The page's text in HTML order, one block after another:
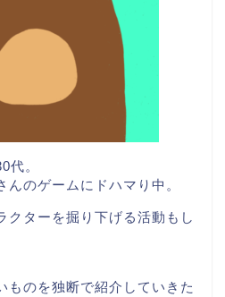
代。
のゲームにドハマり中。
クターを掘り下げる活動もし
ものを独断で紹介していきた